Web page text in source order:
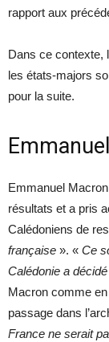
rapport aux
Dans ce contexte,
les états-majors
pour la suite.
Emmanuel
résultats et a pris
Calédoniens de
française ». « Ce
Calédonie a décidé
Macron comme
passage dans
France ne serait